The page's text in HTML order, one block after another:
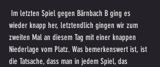
wieder knapp her, letztendlich gingen wir zum
zweiten Mal an diesem Tag mit einer knappen
Niederlage vom Platz. Was bemerkenswert ist, ist
die Tatsache, dass man in jedem Spiel, das